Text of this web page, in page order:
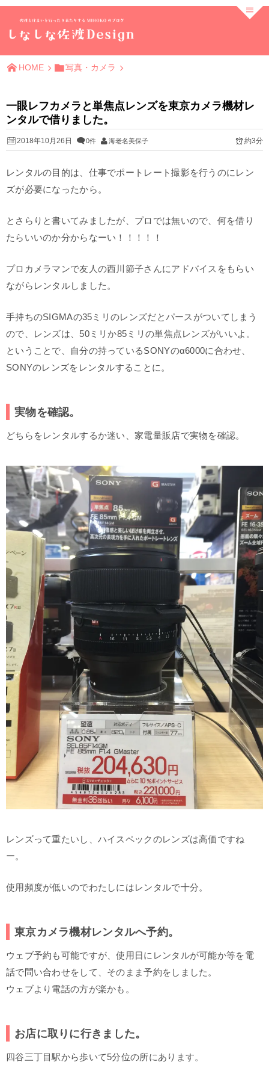
HOME 写真・カメラ
一眼レフカメラと単焦点レンズを東京カメラ機材レ
ンタルで借りました。
2018年10月26日 0件 海老名美保子 約3分
レンタルの目的は、仕事でポートレート撮影を行うのにレン
ズが必要になったから。
とさらりと書いてみましたが、プロでは無いので、何を借り
たらいいのか分からなーい！！！！！
プロカメラマンで友人の西川節子さんにアドバイスをもらい
ながらレンタルしました。
手持ちのSIGMAの35ミリのレンズだとパースがついてしまう
ので、レンズは、50ミリか85ミリの単焦点レンズがいいよ。
ということで、自分の持っているSONYのα6000に合わせ、
SONYのレンズをレンタルすることに。
実物を確認。
どちらをレンタルするか迷い、家電量販店で実物を確認。
レンズって重たいし、ハイスペックのレンズは高価ですね
ー。
使用頻度が低いのでわたしにはレンタルで十分。
東京カメラ機材レンタルへ予約。
ウェブ予約も可能ですが、使用日にレンタルが可能か等を電
話で問い合わせをして、そのまま予約をしました。
ウェブより電話の方が楽かも。
お店に取りに行きました。
四谷三丁目駅から歩いて5分位の所にあります。